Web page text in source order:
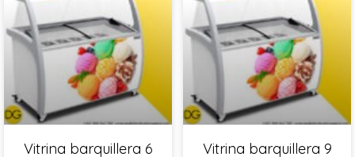
Vitrina barquillera 6
Vitrina barquillera 9